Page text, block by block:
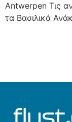
Antwerpen Τις
τα Βασιλικά